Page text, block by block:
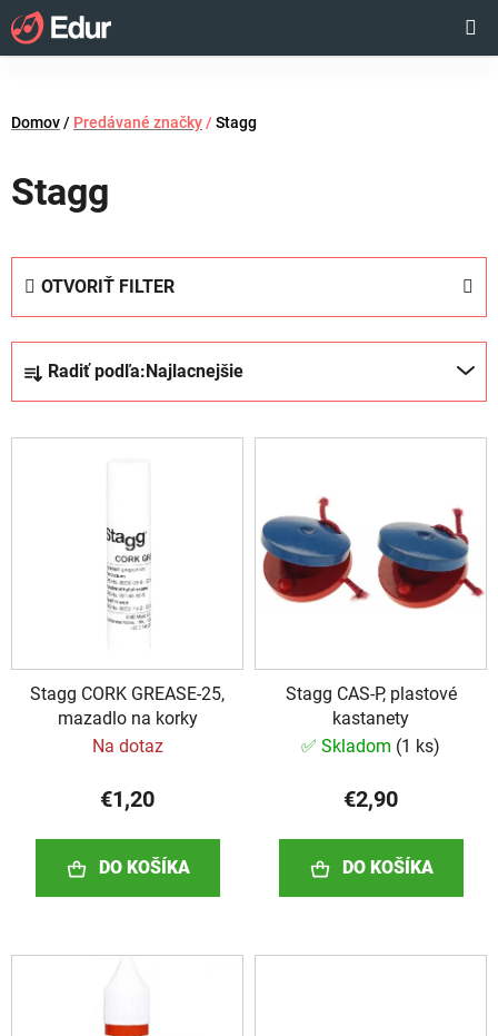
Prejsť
na
obsah
KOŠÍK
Domov/ Predávané značky / Stagg
Stagg
OTVORIŤ FILTER
d
e
u
Radiť podľa:Najlacnejšie
V
d
Stagg CORK GREASE-25,
mazadlo na korky
Na dotaz
€1,20
DO KOŠÍKA
Stagg CAS-P, plastové
kastanety
✅ Skladom (1 ks)
€2,90
DO KOŠÍKA